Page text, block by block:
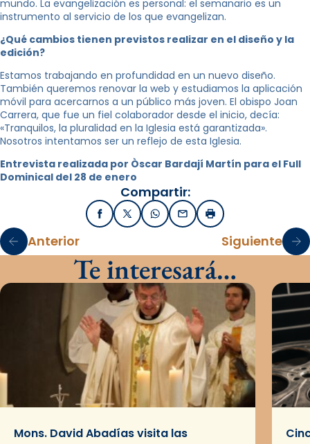
mundo. La evangelización es personal: el semanario es un
instrumento al servicio de los que evangelizan.
¿Qué cambios tienen previstos realizar en el diseño y la
edición?
Estamos trabajando en profundidad en un nuevo diseño.
También queremos renovar la web y estudiamos la aplicación
móvil para acercarnos a un público más joven. El obispo Joan
Carrera, que fue un fiel colaborador desde el inicio, decía:
«Tranquilos, la pluralidad en la Iglesia está garantizada».
Nosotros intentamos ser un reflejo de esta Iglesia.
Entrevista realizada por Òscar Bardají Martín para el Full
Dominical del 28 de enero
Compartir:
FacebookX / TwitterWhatsApp
EmailImprimir
Anterior Siguiente
Te interesará…
Mons. David Abadías visita las